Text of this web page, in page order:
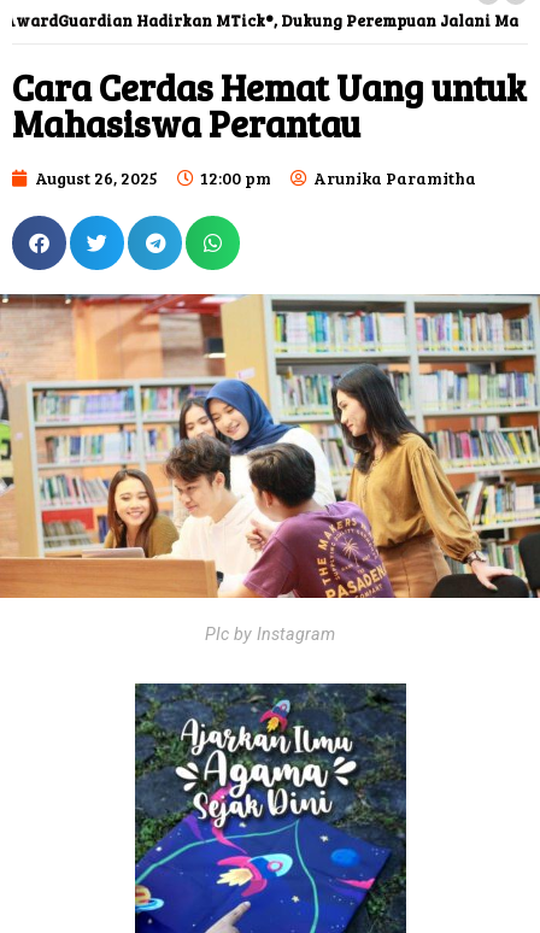
Guardian Hadirkan MTick®, Dukung Perempuan Jalani Masa
Cara Cerdas Hemat Uang untuk
Mahasiswa Perantau
August 26, 2025 12:00 pm Arunika Paramitha
PIc by Instagram